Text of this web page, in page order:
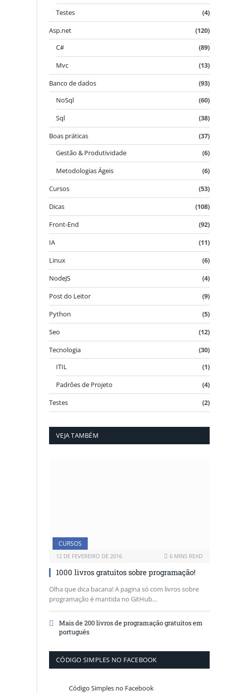
Testes
(4)
Asp.net
(120)
C#
(89)
Mvc
(13)
Banco de dados
(93)
NoSql
(60)
Sql
(38)
Boas práticas
(37)
Gestão & Produtividade
(6)
Metodologias Ágeis
(6)
Cursos
(53)
Dicas
(108)
Front-End
(92)
IA
(11)
Linux
(6)
NodeJS
(4)
Post do Leitor
(9)
Python
(5)
Seo
(12)
Tecnologia
(30)
ITIL
(1)
Padrões de Projeto
(4)
Testes
(2)
VEJA TAMBÉM
CURSOS
12 DE FEVEREIRO DE 2016 6 MINS READ
1000 livros gratuitos sobre programação!
Olha que dica bacana! A pagina só com livros sobre
programação é mantida no GitHub…
Mais de 200 livros de programação gratuitos em
português
CÓDIGO SIMPLES NO FACEBOOK
Código Simples no Facebook